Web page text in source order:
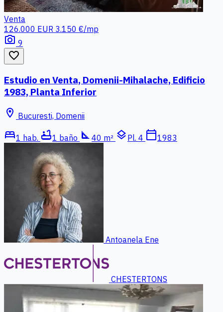
Venta
126.000 EUR 3.150 €/mp
photo_camera 9
favorite_border
Estudio en Venta, Domenii-Mihalache, Edificio
1983, Planta Inferior
location_on Bucuresti, Domenii
bed1 hab. bathtub1 baño square_foot 40 m² layers Pl. 4 calendar_today1983
Antoanela Ene
CHESTERTONS